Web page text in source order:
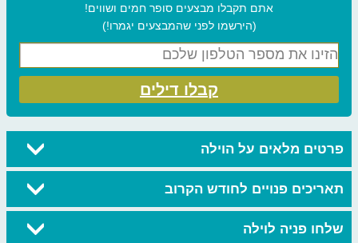
אתם תקבלו מבצעים סופר חמים ושווים!
(הירשמו לפני שהמבצעים יגמרו!)
קבלו דילים
פרטים מלאים על הוילה
תאריכים פנויים לחודש הקרוב
שלחו פניה לוילה